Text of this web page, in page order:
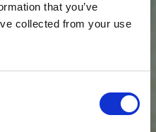
that you’ve
collected from your use